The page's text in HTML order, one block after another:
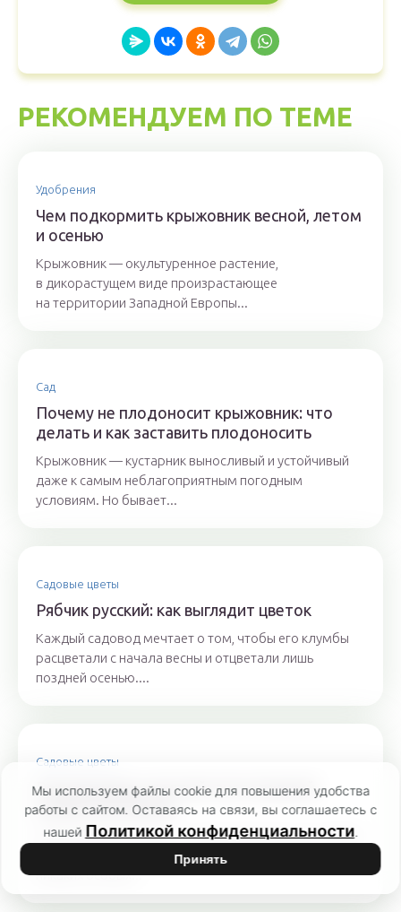
РЕКОМЕНДУЕМ ПО ТЕМЕ
Удобрения
Чем подкормить крыжовник весной, летом
и осенью
Крыжовник — окультуренное растение,
в дикорастущем виде произрастающее
на территории Западной Европы...
Сад
Почему не плодоносит крыжовник: что
делать и как заставить плодоносить
Крыжовник — кустарник выносливый и устойчивый
даже к самым неблагоприятным погодным
условиям. Но бывает...
Садовые цветы
Рябчик русский: как выглядит цветок
Каждый садовод мечтает о том, чтобы его клумбы
расцветали с начала весны и отцветали лишь
поздней осенью....
Садовые цветы
Рододендрон желтый: листопадный,
азалия понтийская
Рододендрон желтый — уникальный морозостойкий
вид, который для пышного цветения не требует
никаких особых...
Мы используем файлы cookie для повышения удобства
работы с сайтом. Оставаясь на связи, вы соглашаетесь с
нашей Политикой конфиденциальности.
Принять